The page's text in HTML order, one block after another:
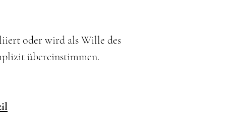
oder wird als Wille des
übereinstimmen.